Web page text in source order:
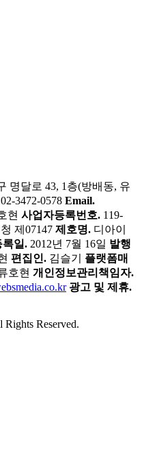
명달로 43, 1층(방배동, 유
02-3472-0578 Email.
현 사업자등록번호. 119-
제07147 제호명. 디아이
록일. 2012년 7월 16일 발행
편집인. 김슬기
플랫폼매
호현 개인정보관리책임자.
광고 및 제휴.
Reserved.